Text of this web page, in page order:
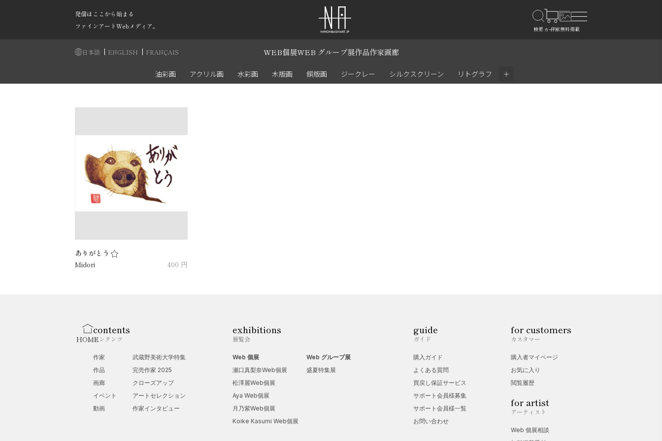
発信はここから始まる
ファインアートWebメディア。
日本語 | ENGLISH | FRANÇAIS WEB個展WEB グループ展作品作家画廊
油彩画 アクリル画 水彩画 木版画 銅版画 ジークレー シルクスクリーン リトグラフ ＋
ありがとう
Midori
400 円
HOME
contents
コンテンツ
作家
作品
画廊
イベント
動画
武蔵野美術大学特集
完売作家 2025
クローズアップ
アートセレクション
作家インタビュー
exhibitions
展覧会
Web 個展
瀬口真梨奈Web個展
松澤麗Web個展
Aya Web個展
月乃紫Web個展
Koike Kasumi Web個展
Web グループ展
盛夏特集展
guide
ガイド
購入ガイド
よくある質問
買戻し保証サービス
サポート会員様募集
サポート会員様一覧
お問い合わせ
for customers
カスタマー
購入者マイページ
お気に入り
閲覧履歴
for artist
アーティスト
Web 個展相談